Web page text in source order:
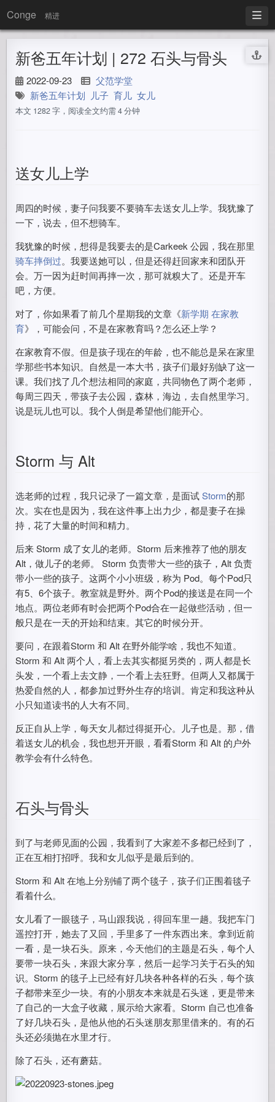
Conge 精进
新爸五年计划 | 272 石头与骨头
2022-09-23
父范学堂
新爸五年计划
儿子 育儿 女儿
本文 1282 字，阅读全文约需 4 分钟
送女儿上学
周四的时候，妻子问我要不要骑车去送女儿上学。我犹豫了
一下，说去，但不想骑车。
我犹豫的时候，想得是我要去的是Carkeek 公园，我在那里
骑车摔倒过。我要送她可以，但是还得赶回家来和团队开
会。万一因为赶时间再摔一次，那可就糗大了。还是开车
吧，方便。
对了，你如果看了前几个星期我的文章《新学期 在家教
育》，可能会问，不是在家教育吗？怎么还上学？
在家教育不假。但是孩子现在的年龄，也不能总是呆在家里
学那些书本知识。自然是一本大书，孩子们最好别缺了这一
课。我们找了几个想法相同的家庭，共同物色了两个老师，
每周三四天，带孩子去公园，森林，海边，去自然里学习。
说是玩儿也可以。我个人倒是希望他们能开心。
Storm 与 Alt
选老师的过程，我只记录了一篇文章，是面试Storm的那
次。实在也是因为，我在这件事上出力少，都是妻子在操
持，花了大量的时间和精力。
后来 Storm 成了女儿的老师。Storm 后来推荐了他的朋友
Alt，做儿子的老师。 Storm 负责带大一些的孩子，Alt 负责
带小一些的孩子。这两个小小班级，称为 Pod。每个Pod只
有5、6个孩子。教室就是野外。两个Pod的接送是在同一个
地点。两位老师有时会把两个Pod合在一起做些活动，但一
般只是在一天的开始和结束。其它的时候分开。
要问，在跟着Storm 和 Alt 在野外能学啥，我也不知道。
Storm 和 Alt 两个人，看上去其实都挺另类的，两人都是长
头发，一个看上去文静，一个看上去狂野。但两人又都属于
热爱自然的人，都参加过野外生存的培训。肯定和我这种从
小只知道读书的人大有不同。
反正自从上学，每天女儿都过得挺开心。儿子也是。那，借
着送女儿的机会，我也想开开眼，看看Storm 和 Alt 的户外
教学会有什么特色。
石头与骨头
到了与老师见面的公园，我看到了大家差不多都已经到了，
正在互相打招呼。我和女儿似乎是最后到的。
Storm 和 Alt 在地上分别铺了两个毯子，孩子们正围着毯子
看着什么。
女儿看了一眼毯子，马山跟我说，得回车里一趟。我把车门
遥控打开，她去了又回，手里多了一件东西出来。拿到近前
一看，是一块石头。原来，今天他们的主题是石头，每个人
要带一块石头，来跟大家分享，然后一起学习关于石头的知
识。Storm 的毯子上已经有好几块各种各样的石头，每个孩
子都带来至少一块。有的小朋友本来就是石头迷，更是带来
了自己的一大盒子收藏，展示给大家看。Storm 自己也准备
了好几块石头，是他从他的石头迷朋友那里借来的。有的石
头还必须抛在水里才行。
除了石头，还有蘑菇。